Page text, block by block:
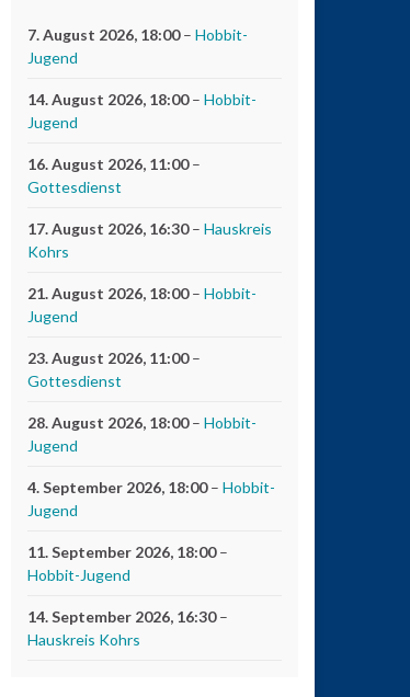
7. August 2026, 18:00– Hobbit-
Jugend
14. August 2026, 18:00– Hobbit-
Jugend
16. August 2026, 11:00–
Gottesdienst
17. August 2026, 16:30– Hauskreis
Kohrs
21. August 2026, 18:00– Hobbit-
Jugend
23. August 2026, 11:00–
Gottesdienst
28. August 2026, 18:00– Hobbit-
Jugend
4. September 2026, 18:00– Hobbit-
Jugend
11. September 2026, 18:00–
Hobbit-Jugend
14. September 2026, 16:30–
Hauskreis Kohrs